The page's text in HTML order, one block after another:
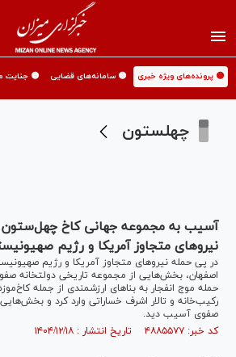
🟡 پرونده‌های ویژه خبری 🟡 سامانه‌های قضایی 🟡 جنایت
چهلستون
آسیب به مجموعه جهانی کاخ چهل‌ستون
نیرو‌های متجاوز آمریکا و رژیم
در پی حمله نیرو‌های متجاوز آمریکا و رژیم
اصفهان، بخش‌هایی از مجموعه تاریخی دولتخانه
حمله موج انفجار به بنا‌های ارزشمندی از جمله
رکیب‌خانه و تالار اشرف خساراتی وارد کرد و بخش‌هایی
صفوی آسیب دید.
کد خبر: ۴۸۸۵۵۷۷ تاریخ انتشار : ۱۴۰۴/۱۲/۱۸